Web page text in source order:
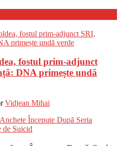
fostul prim-adjunct
DNA primește undă
Vidjean Mihai